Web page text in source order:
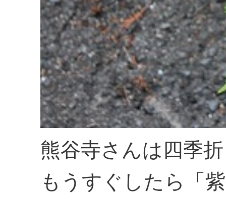
熊谷寺さんは四季
もうすぐしたら「